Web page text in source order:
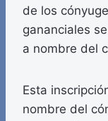
de los
gananciales
a nombre del
Esta
nombre del